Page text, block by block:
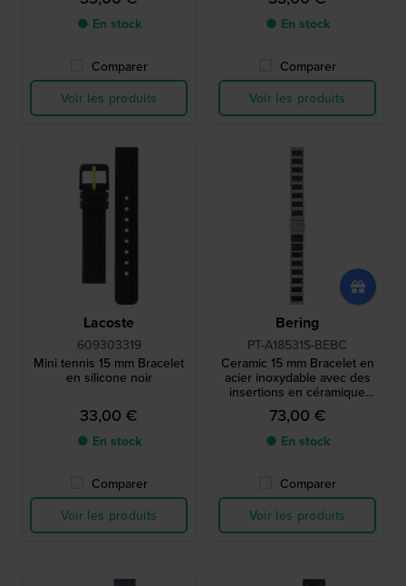
● En stock
Comparer
Voir les produits
● En stock
Comparer
Voir les produits
Lacoste
609303319
Mini tennis 15 mm Bracelet
en silicone noir
33,00 €
● En stock
Comparer
Voir les produits
Bering
PT-A18531S-BEBC
Ceramic 15 mm Bracelet en
acier inoxydable avec des
insertions en céramique
noir
73,00 €
● En stock
Comparer
Voir les produits